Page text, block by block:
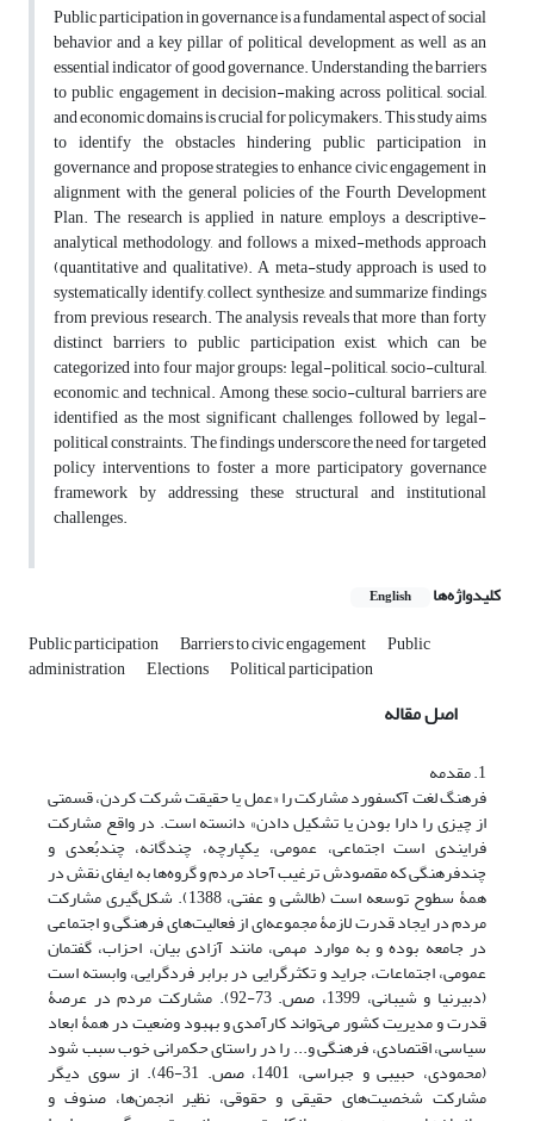
Public participation in governance is a fundamental aspect of social
behavior and a key pillar of political development, as well as an
essential indicator of good governance. Understanding the barriers
to public engagement in decision-making across political, social,
and economic domains is crucial for policymakers. This study aims
to identify the obstacles hindering public participation in
governance and propose strategies to enhance civic engagement in
alignment with the general policies of the Fourth Development
Plan. The research is applied in nature, employs a descriptive-
analytical methodology, and follows a mixed-methods approach
(quantitative and qualitative). A meta-study approach is used to
systematically identify, collect, synthesize, and summarize findings
from previous research. The analysis reveals that more than forty
distinct barriers to public participation exist, which can be
categorized into four major groups: legal-political, socio-cultural,
economic, and technical. Among these, socio-cultural barriers are
identified as the most significant challenges, followed by legal-
political constraints. The findings underscore the need for targeted
policy interventions to foster a more participatory governance
framework by addressing these structural and institutional
challenges.
کلیدواژه‌ها English
Public participation Barriers to civic engagement Public
administration Elections Political participation
اصل مقاله
1. مقدمه
فرهنگ لغت آکسفورد مشارکت را «عمل یا حقیقت شرکت کردن، قسمتی
از چیزی را دارا بودن یا تشکیل دادن» دانسته است. در واقع مشارکت
فرایندی است اجتماعی، عمومی، یکپارچه، چندگانه، چندبُعدی و
چندفرهنگی که مقصودش ترغیب آحاد مردم و گروه‌ها به ایفای نقش در
همۀ سطوح توسعه است (طالشی و عفتی، 1388). شکل‌گیری مشارکت
مردم در ایجاد قدرت لازمۀ مجموعه‌ای از فعالیت‌های فرهنگی و اجتماعی
در جامعه بوده و به موارد مهمی، مانند آزادی بیان، احزاب، گفتمان
عمومی، اجتماعات، جراید و تکثرگرایی در برابر فردگرایی، وابسته است
(دبیرنیا و شیبانی، 1399، صص. 73-92). مشارکت مردم در عرصۀ
قدرت و مدیریت کشور می‌تواند کارآمدی و بهبود وضعیت در همۀ ابعاد
سیاسی، اقتصادی، فرهنگی و... را در راستای حکمرانی خوب سبب شود
(محمودی، حبیبی و جبراسی، 1401، صص. 31-46). از سوی دیگر
مشارکت شخصیت‌های حقیقی و حقوقی، نظیر انجمن‌ها، صنوف و